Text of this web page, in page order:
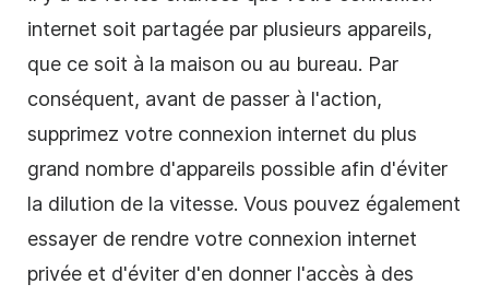
internet soit partagée par plusieurs appareils,
que ce soit à la maison ou au bureau. Par
conséquent, avant de passer à l'action,
supprimez votre connexion internet du plus
grand nombre d'appareils possible afin d'éviter
la dilution de la vitesse. Vous pouvez également
essayer de rendre votre connexion internet
privée et d'éviter d'en donner l'accès à des